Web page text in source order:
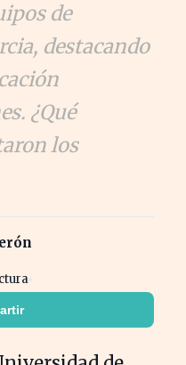
de
destacando
¿Qué
los